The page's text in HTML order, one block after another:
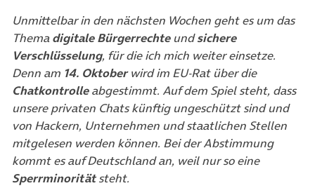
Unmittelbar in den nächsten Wochen geht es um das
Themadigitale Bürgerrechteundsichere
Verschlüsselung, für die ich mich weiter einsetze.
Denn am 14. Oktoberwird im EU-Rat über die
Chatkontrolleabgestimmt. Auf dem Spiel steht, dass
unsere privaten Chats künftig ungeschützt sind und
von Hackern, Unternehmen und staatlichen Stellen
mitgelesen werden können. Bei der Abstimmung
kommt es auf Deutschland an, weil nur so eine
Sperrminoritätsteht.